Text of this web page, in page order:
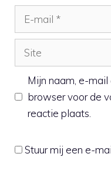
Site
Mijn naam, e-
browser voor de
reactie plaats.
Stuur mij een e-